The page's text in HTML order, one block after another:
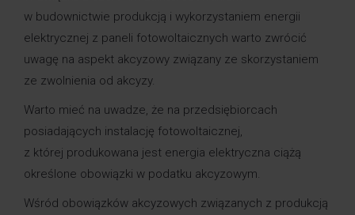
w budownictwie produkcją i wykorzystaniem energii
elektrycznej z paneli fotowoltaicznych warto zwrócić
uwagę na aspekt akcyzowy związany ze skorzystaniem
ze zwolnienia od akcyzy.
Warto mieć na uwadze, że na przedsiębiorcach
posiadających instalację fotowoltaicznej,
z której produkowana jest energia elektryczna ciążą
określone obowiązki w podatku akcyzowym.
Wśród obowiązków akcyzowych związanych z produkcją